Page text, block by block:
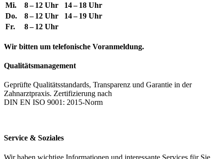
Mi.
8 – 12 Uhr
14 – 18 Uhr
Do.
8 – 12 Uhr
14 – 19 Uhr
Fr.
8 – 12 Uhr
Wir bitten um telefonische Voranmeldung.
Qualitätsmanagement
Geprüfte Qualitätsstandards, Transparenz und Garantie in der
Zahnarztpraxis. Zertifizierung nach
DIN EN ISO 9001: 2015-Norm
Service & Soziales
Wir haben wichtige Informationen und interessante Services für Sie.